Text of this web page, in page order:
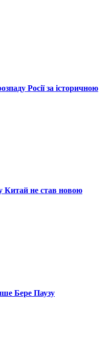
Росії за історичною
Китай не став новою
Бере Паузу